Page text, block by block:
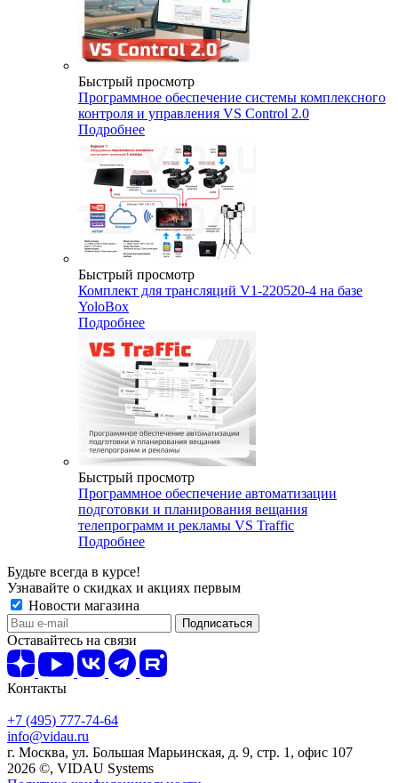
Быстрый просмотр
Программное обеспечение системы комплексного
контроля и управления VS Control 2.0
Подробнее
Быстрый просмотр
Комплект для трансляций V1-220520-4 на базе
YoloBox
Подробнее
Быстрый просмотр
Программное обеспечение автоматизации
подготовки и планирования вещания
телепрограмм и рекламы VS Traffic
Подробнее
Будьте всегда в курсе!
Узнавайте о скидках и акциях первым
Новости магазина
Оставайтесь на связи
Контакты
+7 (495) 777-74-64
info@vidau.ru
г. Москва, ул. Большая Марьинская, д. 9, стр. 1, офис 107
2026 ©, VIDAU Systems